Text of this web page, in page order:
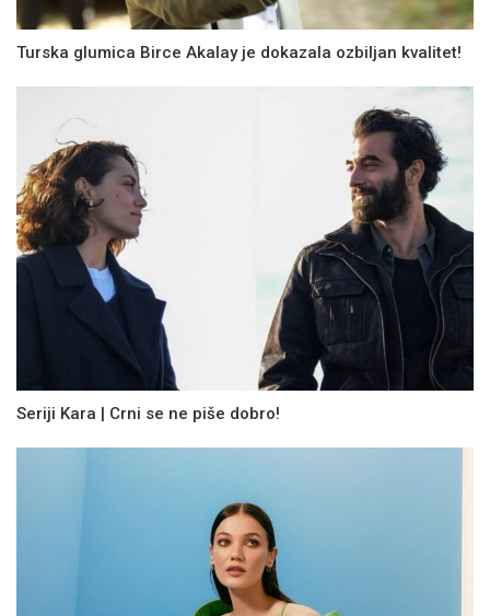
Turska glumica Birce Akalay je dokazala ozbiljan kvalitet!
Seriji Kara | Crni se ne piše dobro!